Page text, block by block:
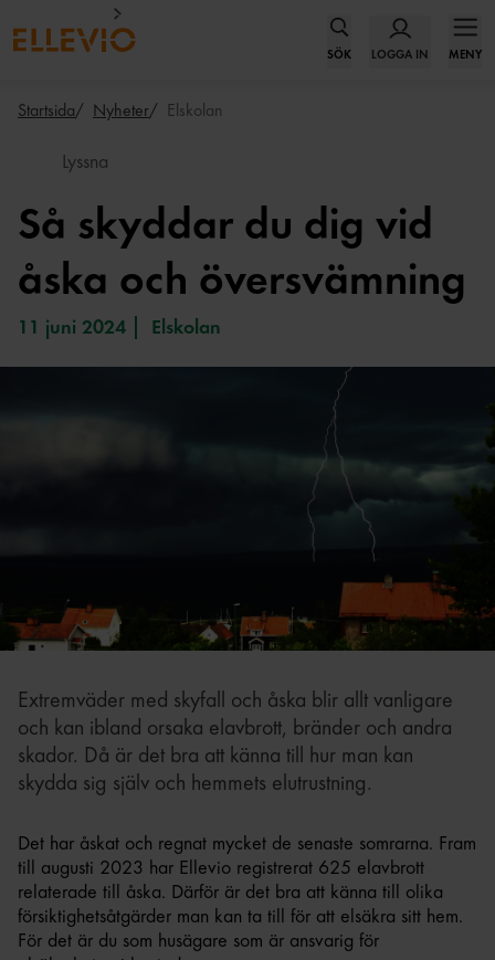
SÖK LOGGA IN MENY
Startsida Nyheter Elskolan
Lyssna
Så skyddar du dig vid
åska och översvämning
11 juni 2024 Elskolan
Extremväder med skyfall och åska blir allt vanligare
och kan ibland orsaka elavbrott, bränder och andra
skador. Då är det bra att känna till hur man kan
skydda sig själv och hemmets elutrustning.
Det har åskat och regnat mycket de senaste somrarna. Fram
till augusti 2023 har Ellevio registrerat 625 elavbrott
relaterade till åska. Därför är det bra att känna till olika
försiktighetsåtgärder man kan ta till för att elsäkra sitt hem.
För det är du som husägare som är ansvarig för